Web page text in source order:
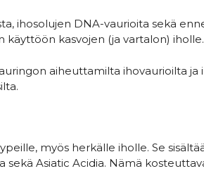
ihosolujen DNA-vaurioita sekä
käyttöön kasvojen (ja vartalon) iholle.
aiheuttamilta ihovaurioilta
myös herkälle iholle. Se
sekä Asiatic Acidia. Nämä